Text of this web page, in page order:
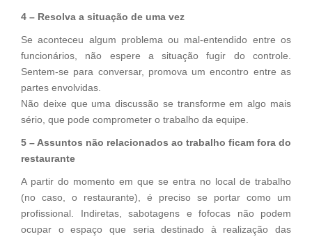
4 – Resolva a situação de uma vez
Se aconteceu algum problema ou mal-entendido entre os
funcionários, não espere a situação fugir do controle.
Sentem-se para conversar, promova um encontro entre as
partes envolvidas.
Não deixe que uma discussão se transforme em algo mais
sério, que pode comprometer o trabalho da equipe.
5 – Assuntos não relacionados ao trabalho ficam fora do
restaurante
A partir do momento em que se entra no local de trabalho
(no caso, o restaurante), é preciso se portar como um
profissional. Indiretas, sabotagens e fofocas não podem
ocupar o espaço que seria destinado à realização das